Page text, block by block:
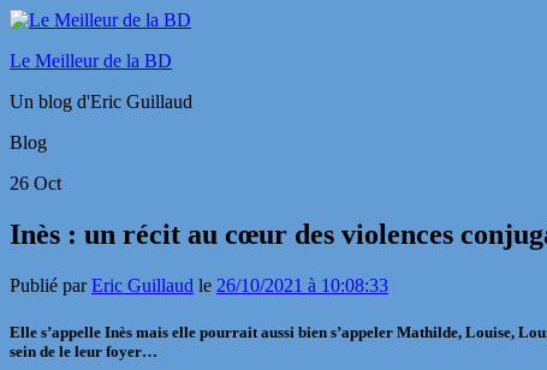
Le Meilleur de la BD
Un blog d'Eric Guillaud
Blog
26 Oct
Inès : un récit au cœur des violences
Publié parEric Guillaud le 26/10/2021 à 10:08:33
Elle s’appelle Inès mais elle pourrait aussi bien s’appeler Mathilde, Louise,
sein de le leur foyer…